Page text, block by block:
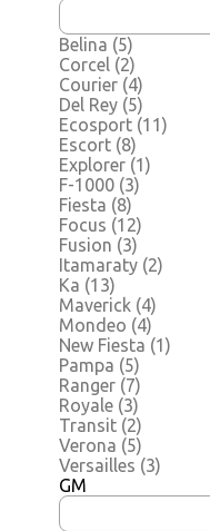
Belina (5)
Corcel (2)
Courier (4)
Del Rey (5)
Ecosport (11)
Escort (8)
Explorer (1)
F-1000 (3)
Fiesta (8)
Focus (12)
Fusion (3)
Itamaraty (2)
Ka (13)
Maverick (4)
Mondeo (4)
New Fiesta (1)
Pampa (5)
Ranger (7)
Royale (3)
Transit (2)
Verona (5)
Versailles (3)
GM